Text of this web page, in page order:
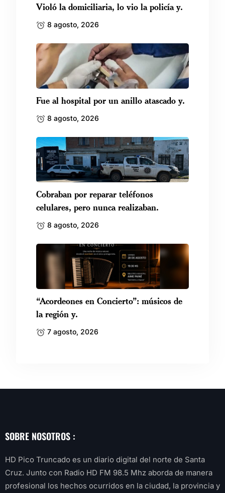
Violó la domiciliaria, lo vio la policía y.
8 agosto, 2026
Fue al hospital por un anillo atascado y.
8 agosto, 2026
Cobraban por reparar teléfonos
celulares, pero nunca realizaban.
8 agosto, 2026
“Acordeones en Concierto”: músicos de
la región y.
7 agosto, 2026
SOBRE NOSOTROS :
HD Pico Truncado es un diario digital del norte de Santa
Cruz. Junto con Radio HD FM 98.5 Mhz aborda de manera
profesional los hechos ocurridos en la ciudad, la provincia y